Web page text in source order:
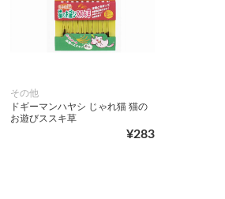
その他
ドギーマンハヤシ じゃれ猫 猫の
お遊びススキ草
¥283